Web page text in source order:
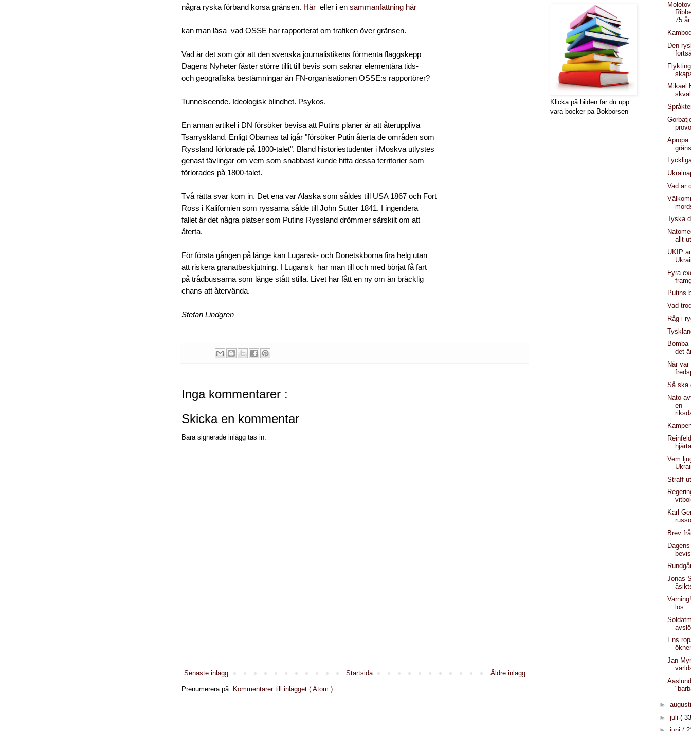
några ryska förband korsa gränsen. Här eller i en sammanfattning här
kan man läsa vad OSSE har rapporterat om trafiken över gränsen.
Vad är det som gör att den svenska journalistikens förmenta flaggskepp
Dagens Nyheter fäster större tillit till bevis som saknar elementära tids-
och geografiska bestämningar än FN-organisationen OSSE:s rapportörer?
Tunnelseende. Ideologisk blindhet. Psykos.
En annan artikel i DN försöker bevisa att Putins planer är att återuppliva
Tsarryskland. Enligt Obamas tal igår "försöker Putin återta de områden som
Ryssland förlorade på 1800-talet". Bland historiestudenter i Moskva utlystes
genast tävlingar om vem som snabbast kunde hitta dessa territorier som
förlorades på 1800-talet.
Två rätta svar kom in. Det ena var Alaska som såldes till USA 1867 och Fort
Ross i Kalifornien som ryssarna sålde till John Sutter 1841. I ingendera
fallet är det några platser som Putins Ryssland drömmer särskilt om att
återta.
För första gången på länge kan Lugansk- och Donetskborna fira helg utan
att riskera granatbeskjutning. I Lugansk har man till och med börjat få fart
på trådbussarna som länge stått stilla. Livet har fått en ny om än bräcklig
chans att återvända.
Stefan Lindgren
Inga kommentarer :
Skicka en kommentar
Bara signerade inlägg tas in.
Senaste inlägg Äldre inlägg
Startsida
Prenumerera på: Kommentarer till inlägget ( Atom )
Klicka på bilden får du upp
våra böcker på Bokbörsen
75 år
Den
Mikael
Apropå
Vad är
Tyska
allt
UKIP
Fyra
Putins
Vad
Råg i
Bomba
det
När
Så ska
Nato-
en
Vem
Straff
Karl
Brev
Jonas
lös...
Ens
Jan
►
► juli (